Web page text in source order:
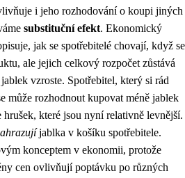
i jeho rozhodování o koupi jiných
substituční efekt. Ekonomický
jak se spotřebitelé chovají, když se
ale jejich celkový rozpočet zůstává
vzroste. Spotřebitel, který si rád
může rozhodnout kupovat méně jablek
které jsou nyní relativně levnější.
jablka v košíku spotřebitele.
konceptem v ekonomii, protože
cen ovlivňují poptávku po různých